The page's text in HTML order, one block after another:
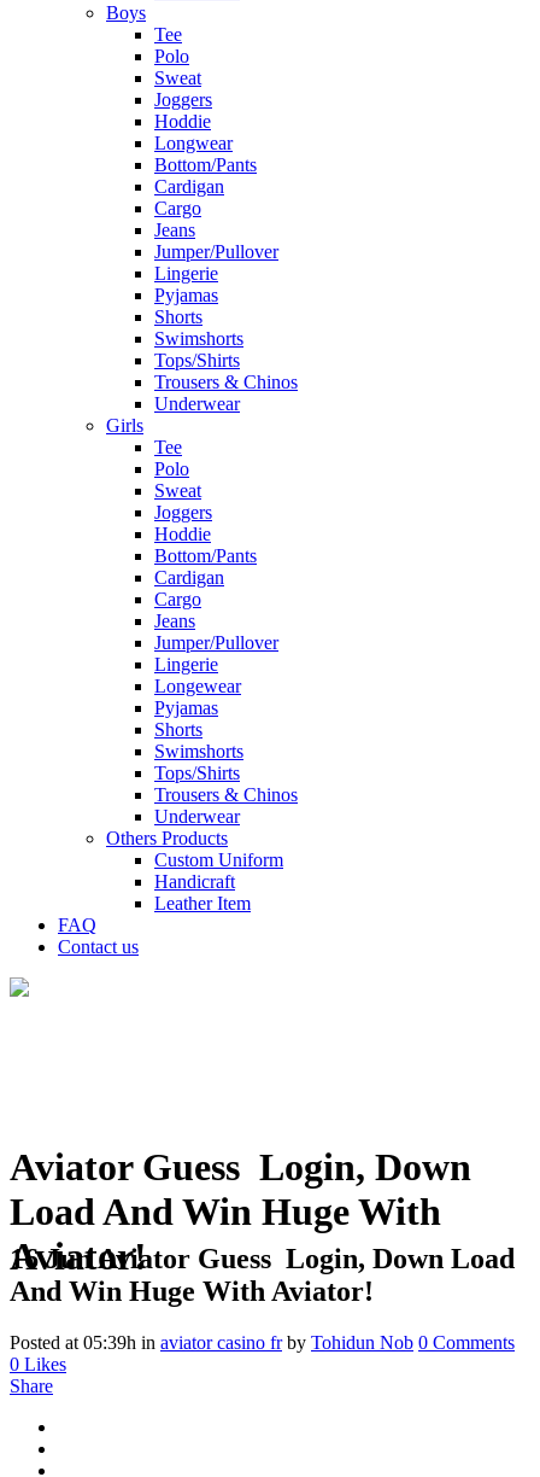
Boys
Tee
Polo
Sweat
Joggers
Hoddie
Longwear
Bottom/Pants
Cardigan
Cargo
Jeans
Jumper/Pullover
Lingerie
Pyjamas
Shorts
Swimshorts
Tops/Shirts
Trousers & Chinos
Underwear
Girls
Tee
Polo
Sweat
Joggers
Hoddie
Bottom/Pants
Cardigan
Cargo
Jeans
Jumper/Pullover
Lingerie
Longewear
Pyjamas
Shorts
Swimshorts
Tops/Shirts
Trousers & Chinos
Underwear
Others Products
Custom Uniform
Handicraft
Leather Item
FAQ
Contact us
Aviator Guess ️ Login, Down
Load And Win Huge With
Aviator!
16 JunAviator Guess ️ Login, Down Load
And Win Huge With Aviator!
Posted at 05:39h in aviator casino fr by Tohidun Nob 0 Comments
0 Likes
Share